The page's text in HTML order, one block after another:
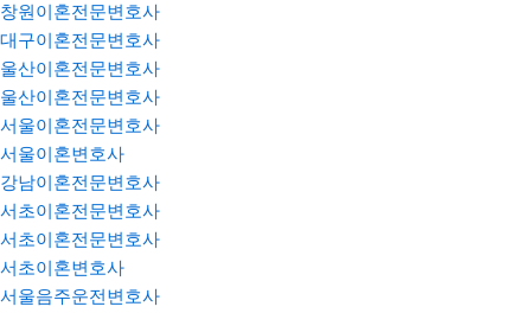
창원이혼전문변호사
대구이혼전문변호사
울산이혼전문변호사
울산이혼전문변호사
서울이혼전문변호사
서울이혼변호사
강남이혼전문변호사
서초이혼전문변호사
서초이혼전문변호사
서초이혼변호사
서울음주운전변호사